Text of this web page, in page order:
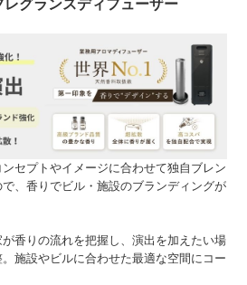
グランスディフューザー
セプトやイメージに合わせて独自ブレン
、香りでビル・施設のブランディングが
香りの流れを把握し、演出を加えたい場
施設やビルに合わせた最適な空間にコー